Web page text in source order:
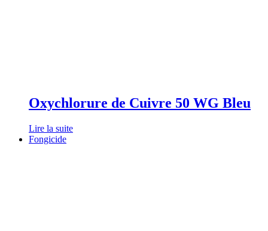
Oxychlorure de Cuivre 50 WG Bleu
Lire la suite
Fongicide